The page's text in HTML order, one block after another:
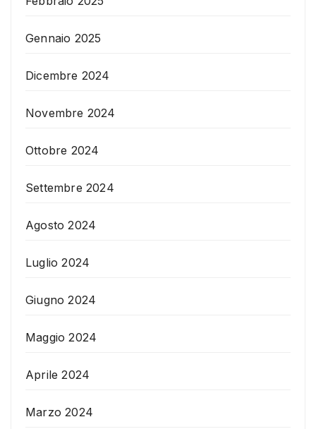
Gennaio 2025
Dicembre 2024
Novembre 2024
Ottobre 2024
Settembre 2024
Agosto 2024
Luglio 2024
Giugno 2024
Maggio 2024
Aprile 2024
Marzo 2024